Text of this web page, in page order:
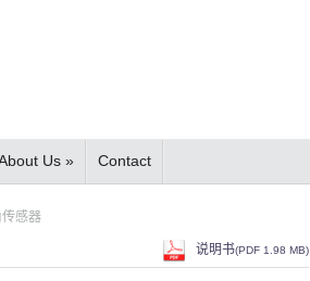
Us » Contact
感器
说明书(PDF 1.98 MB)